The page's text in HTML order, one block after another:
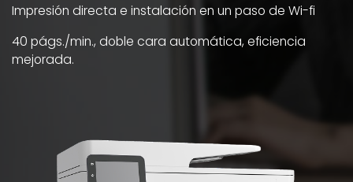
Impresión directa e instalación en un paso de Wi-fi
40 págs./min., doble cara automática, eficiencia
mejorada.